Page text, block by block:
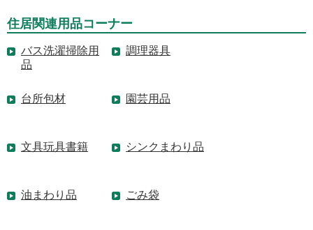
住居関連用品コーナー
バス洗濯掃除用
品
調理器具
台所包材 園芸用品
文具玩具書籍 シンクまわり品
油まわり品 ごみ袋